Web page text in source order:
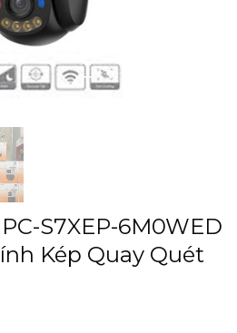
S7XEP-6M0WED
Kép Quay Quét